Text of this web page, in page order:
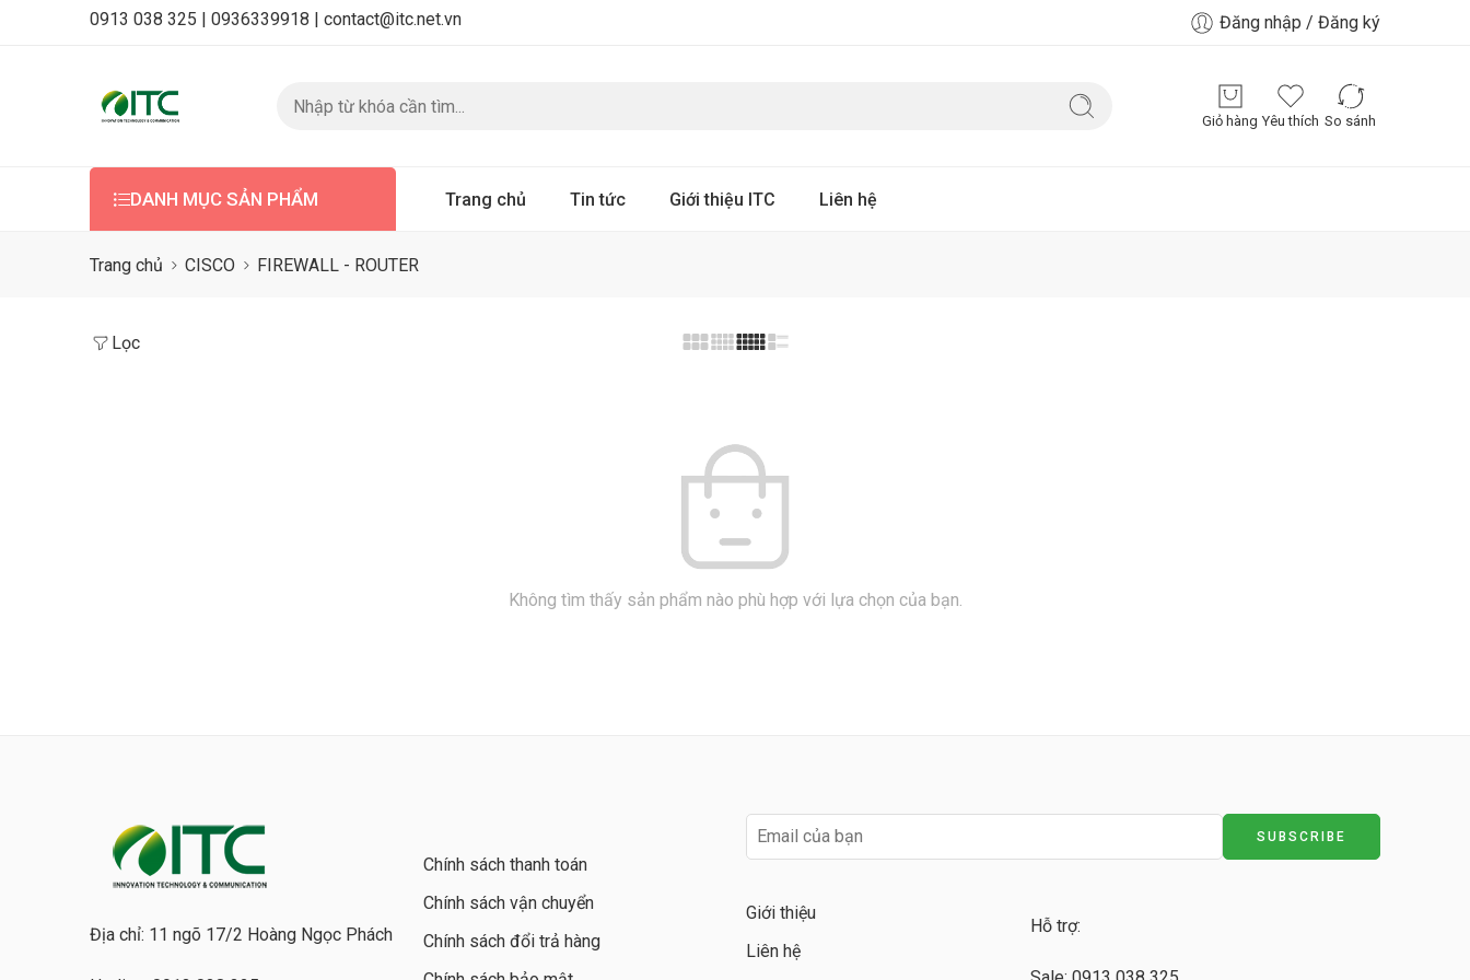
0913 038 325 | 0936339918 | contact@itc.net.vn Đăng nhập / Đăng ký
Giỏ hàng Yêu thích So sánh
DANH MỤC SẢN PHẨM Trang chủ Tin tức Giới thiệu ITC Liên hệ
Trang chủ CISCO FIREWALL - ROUTER
Lọc
Không tìm thấy sản phẩm nào phù hợp với lựa chọn của bạn.
Địa chỉ: 11 ngõ 17/2 Hoàng Ngọc Phách
Chính sách thanh toán
Chính sách vận chuyển
Chính sách đổi trả hàng
Giới thiệu
Liên hệ
Hỗ trợ: